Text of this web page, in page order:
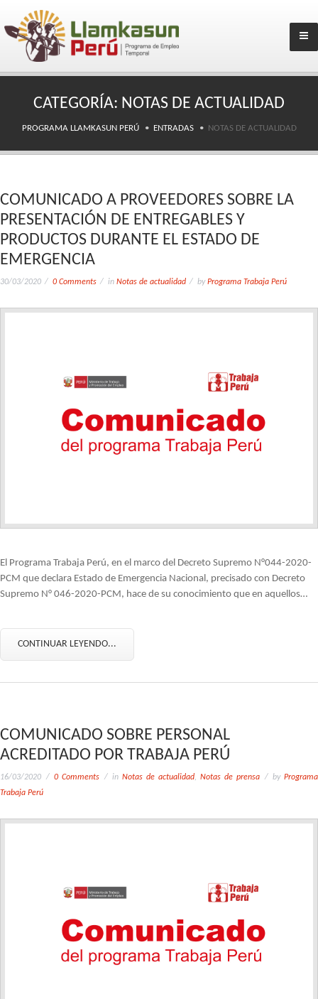
CATEGORÍA: NOTAS DE ACTUALIDAD
PROGRAMA LLAMKASUN PERÚ ENTRADAS NOTAS DE ACTUALIDAD
COMUNICADO A PROVEEDORES SOBRE LA
PRESENTACIÓN DE ENTREGABLES Y
PRODUCTOS DURANTE EL ESTADO DE
EMERGENCIA
30/03/2020 0 Comments in Notas de actualidad byPrograma Trabaja Perú
El Programa Trabaja Perú, en el marco del Decreto Supremo N°044-2020-
PCM que declara Estado de Emergencia Nacional, precisado con Decreto
Supremo N° 046-2020-PCM, hace de su conocimiento que en aquellos…
CONTINUAR LEYENDO...
COMUNICADO SOBRE PERSONAL
ACREDITADO POR TRABAJA PERÚ
16/03/2020 0 Comments in Notas de actualidad, Notas de prensa by Programa
Trabaja Perú